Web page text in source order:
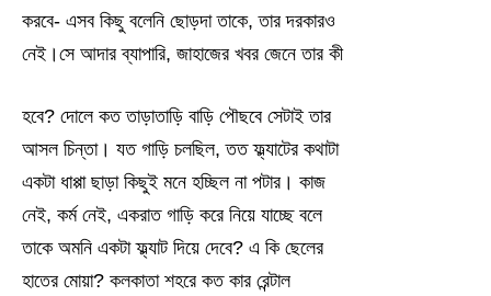
করবে- এসব কিছু বলেনি ছোড়দা তাকে, তার দরকারও
নেই।সে আদার ব্যাপারি, জাহাজের খবর জেনে তার কী
হবে? দোলে কত তাড়াতাড়ি বাড়ি পৌছবে সেটাই তার
আসল চিন্তা। যত গাড়ি চলছিল, তত ফ্ল্যাটের কথাটা
একটা ধাপ্পা ছাড়া কিছুই মনে হচ্ছিল না পটার। কাজ
নেই, কর্ম নেই, একরাত গাড়ি করে নিয়ে যাচ্ছে বলে
তাকে অমনি একটা ফ্ল্যাট দিয়ে দেবে? এ কি ছেলের
হাতের মোয়া? কলকাতা শহরে কত কার রেন্টাল